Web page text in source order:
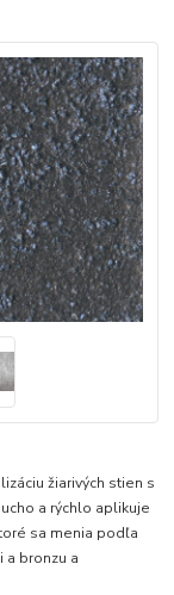
žiarivých stien s
a rýchlo aplikuje
sa menia podľa
bronzu a